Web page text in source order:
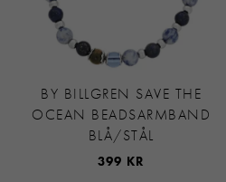
BY BILLGREN SAVE THE
OCEAN BEADSARMBAND
BLÅ/STÅL
399 KR